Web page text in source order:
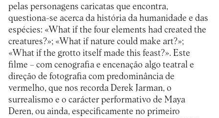
pelas personagens caricatas que encontra,
questiona-se acerca da história da humanidade e das
espécies: «What if the four elements had created the
creatures?»; «What if nature could make art?»;
«What if the grotto itself made this feast?». Este
filme – com cenografia e encenação algo teatral e
direção de fotografia com predominância de
vermelho, que nos recorda Derek Jarman, o
surrealismo e o carácter performativo de Maya
Deren, ou ainda, especificamente no primeiro